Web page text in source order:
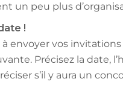
un peu plus
!
envoyer vos
Précisez la date,
s’il y aura un